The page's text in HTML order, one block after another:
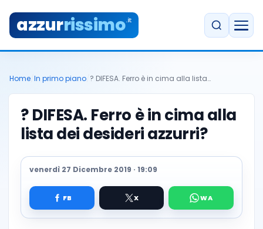
azzurrissimo.it
Home In primo piano ? DIFESA. Ferro è in cima alla lista…
? DIFESA. Ferro è in cima alla
lista dei desideri azzurri?
venerdì 27 Dicembre 2019 · 19:09